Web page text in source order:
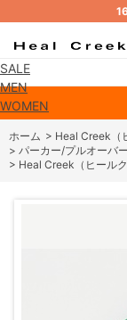
SALE
MEN
WOMEN
ホーム > Heal Creek（
> パーカー/プルオーバ
> Heal Creek（ヒール